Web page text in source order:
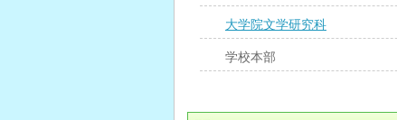
大学院文学研究科
学校本部